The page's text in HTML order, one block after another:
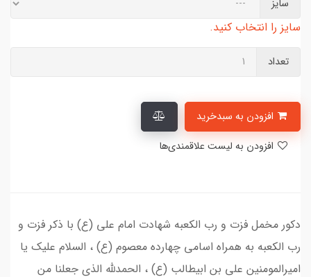
سایز
سایز را انتخاب کنید.
تعداد
دکور مخمل فزت و رب الکعبه شهادت امام علی (ع) با ذکر فزت و
رب الکعبه به همراه اسامی چهارده معصوم (ع) ، السلام علیک یا
امیرالمومنین علی بن ابیطالب (ع) ، الحمدلله الذی جعلنا من